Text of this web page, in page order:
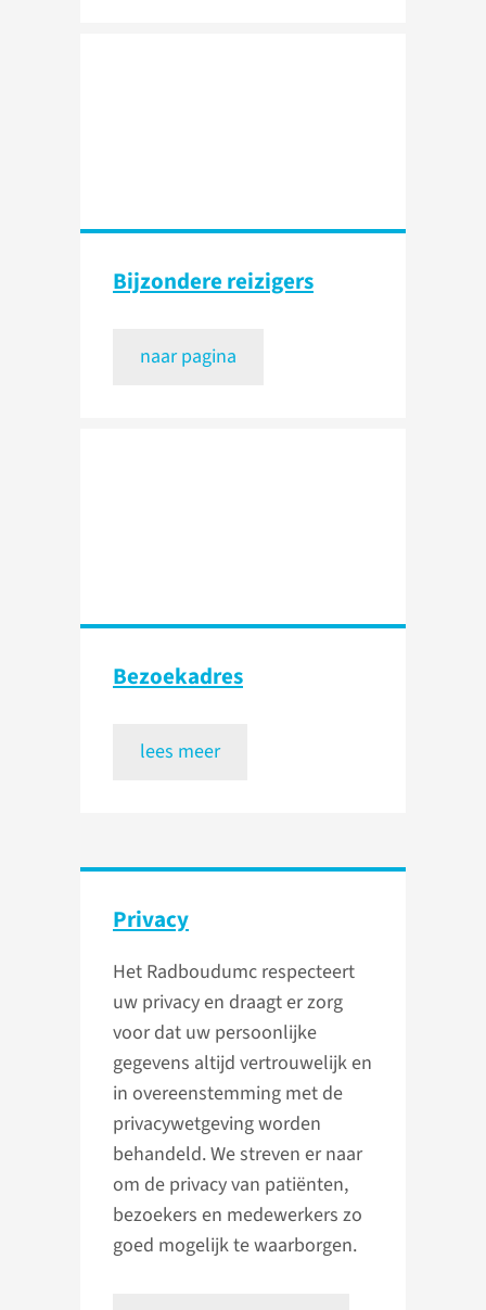
Bijzondere reizigers
naar pagina
Bezoekadres
lees meer
Privacy
Het Radboudumc respecteert
uw privacy en draagt er zorg
voor dat uw persoonlijke
gegevens altijd vertrouwelijk en
in overeenstemming met de
privacywetgeving worden
behandeld. We streven er naar
om de privacy van patiënten,
bezoekers en medewerkers zo
goed mogelijk te waarborgen.